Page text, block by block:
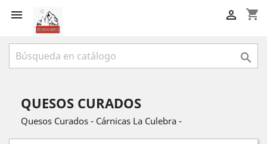
 shopping_cart


QUESOS CURADOS
Quesos Curados - Cárnicas La Culebra -